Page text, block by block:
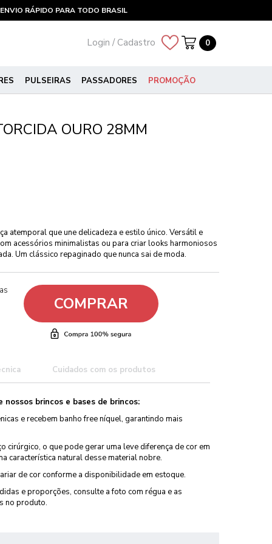
ENVIO RÁPIDO PARA TODO BRASIL
Login / Cadastro 0
PULSEIRAS PASSADORES PROMOÇÃO
OURO 28MM
atemporal que une delicadeza e estilo único. Versátil e
acessórios minimalistas ou para criar looks harmoniosos
Um clássico repaginado que nunca sai de moda.
COMPRAR
Cuidados com os produtos
brincos e bases de brincos:
e recebem banho free níquel, garantindo mais
cirúrgico, o que pode gerar uma leve diferença de cor em
característica natural desse material nobre.
de cor conforme a disponibilidade em estoque.
e proporções, consulte a foto com régua e as
no produto.